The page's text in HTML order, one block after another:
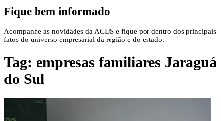
Fique bem informado
Acompanhe as novidades da ACIJS e fique por dentro dos principais
fatos do universo empresarial da região e do estado.
Tag: empresas familiares Jaraguá
do Sul